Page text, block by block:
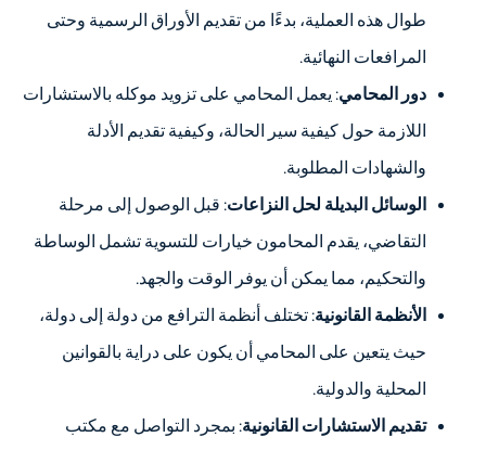
طوال هذه العملية، بدءًا من تقديم الأوراق الرسمية وحتى
المرافعات النهائية.
دور المحامي: يعمل المحامي على تزويد موكله بالاستشارات
اللازمة حول كيفية سير الحالة، وكيفية تقديم الأدلة
والشهادات المطلوبة.
الوسائل البديلة لحل النزاعات: قبل الوصول إلى مرحلة
التقاضي، يقدم المحامون خيارات للتسوية تشمل الوساطة
والتحكيم، مما يمكن أن يوفر الوقت والجهد.
الأنظمة القانونية: تختلف أنظمة الترافع من دولة إلى دولة،
حيث يتعين على المحامي أن يكون على دراية بالقوانين
المحلية والدولية.
تقديم الاستشارات القانونية: بمجرد التواصل مع مكتب